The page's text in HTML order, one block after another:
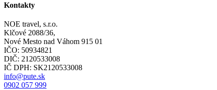
Kontakty
NOE travel, s.r.o.
Klčové 2088/36,
Nové Mesto nad Váhom 915 01
IČO: 50934821
DIČ: 2120533008
IČ DPH: SK2120533008
info@pute.sk
0902 057 999